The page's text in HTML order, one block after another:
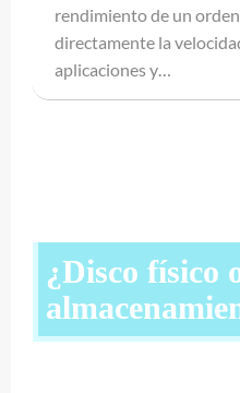
rendimiento de un
directamente la
aplicaciones y…
¿Disco físico